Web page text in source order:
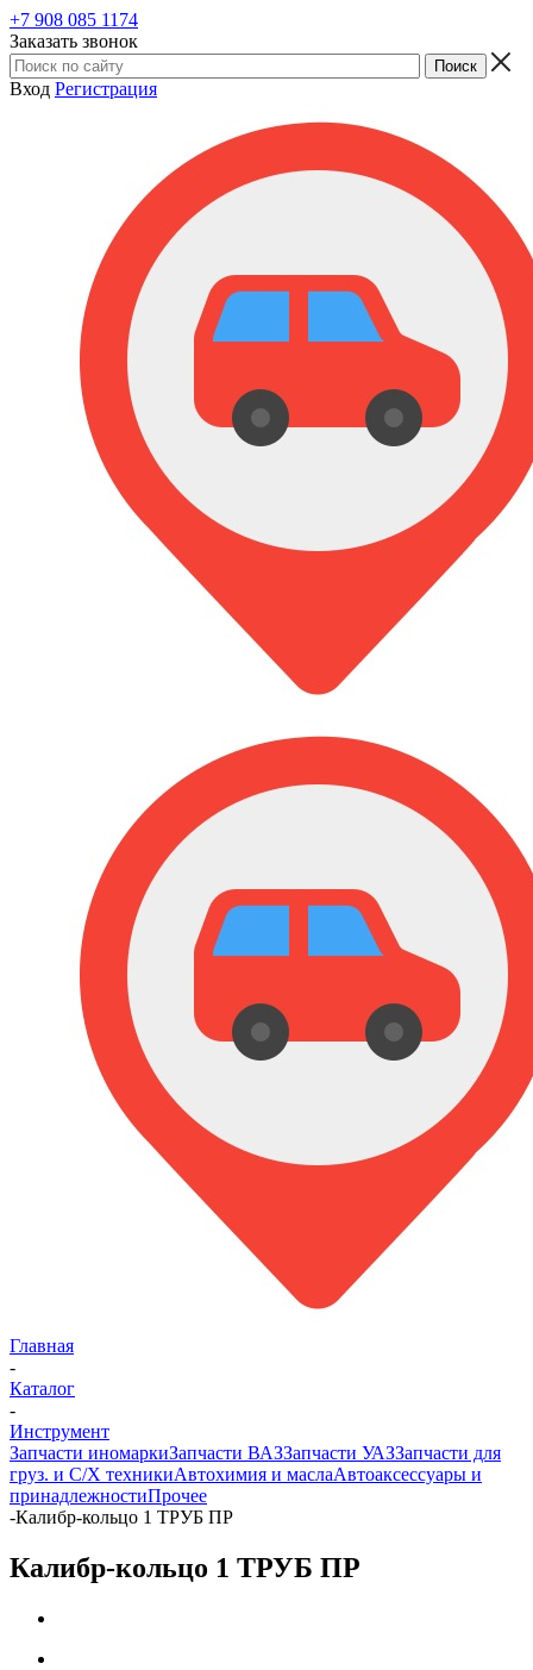
+7 908 085 1174
Заказать звонок
Вход Регистрация
Главная
-
Каталог
-
Инструмент
Запчасти иномаркиЗапчасти ВАЗЗапчасти УАЗЗапчасти для
груз. и С/Х техникиАвтохимия и маслаАвтоаксессуары и
принадлежностиПрочее
-Калибр-кольцо 1 ТРУБ ПР
Калибр-кольцо 1 ТРУБ ПР